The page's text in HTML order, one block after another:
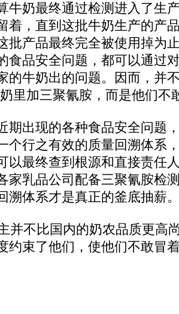
奶最终通过检测进入了生
着，直到这批牛奶生产的产
批产品最终完全被使用掉为
食品安全问题，都可以通过
的牛奶出的问题。因而，并
里加三聚氰胺，而是他们不
出现的各种食品安全问题
个行之有效的质量回溯体系
以最终查到根源和直接责任
家乳品公司配备三聚氰胺检
溯体系才是真正的釜底抽薪
并不比国内的奶农品质更高
约束了他们，使他们不敢冒